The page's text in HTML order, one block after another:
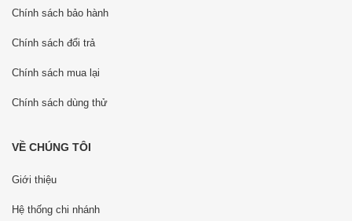
Chính sách bảo hành
Chính sách đổi trả
Chính sách mua lại
Chính sách dùng thử
VỀ CHÚNG TÔI
Giới thiệu
Hệ thống chi nhánh